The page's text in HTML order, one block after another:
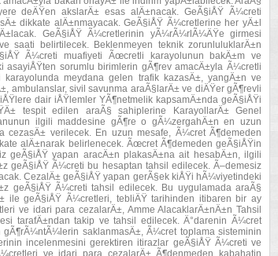
deÄŸen akslarÄ± esas alÄ±nacak. GeÃ§iÅŸ Ã¼creti
dikkate alÄ±nmayacak. GeÃ§iÅŸ Ã¼cretlerine her yÄ±l
GeÃ§iÅŸ Ã¼cretlerinin yÃ¼rÃ¼rlÃ¼ÄŸe girmesi
saati belirtilecek. Beklenmeyen teknik zorunluluklarÄ±n
Ã¼creti muafiyeti Ãœcretli karayolunun bakÄ±m ve
sorumlu birimlerin gÃ¶rev amacÄ±yla Ã¼cretli
meydana gelen trafik kazasÄ±, yangÄ±n ve
ambulanslar, sivil savunma araÃ§larÄ± ve diÄŸer gÃ¶revli
dair iÅŸlemler YÃ¶netmelik kapsamÄ±nda geÃ§iÅŸi
tespit edilen araÃ§ sahiplerine KarayollarÄ± Genel
ilgili maddesine gÃ¶re o gÃ¼zergahÄ±n en uzun
verilecek. En uzun mesafe, Ã¼cret Ã¶demeden
alÄ±narak belirlenecek. Ãœcret Ã¶demeden geÃ§iÅŸin
geÃ§iÅŸ yapan aracÄ±n plakasÄ±na ait hesabÄ±n, ilgili
geÃ§iÅŸ Ã¼creti bu hesaptan tahsil edilecek. Ã–demesiz
CezalÄ± geÃ§iÅŸ yapan gerÃ§ek kiÅŸi hÃ¼viyetindeki
geÃ§iÅŸ Ã¼creti tahsil edilecek. Bu uygulamada araÃ§
ile geÃ§iÅŸ Ã¼cretleri, tebliÄŸ tarihinden itibaren bir ay
ve idari para cezalarÄ±, Amme AlacaklarÄ±nÄ±n Tahsil
tarafÄ±ndan takip ve tahsil edilecek. Ä°darenin Ã¼cret
saklanmasÄ±, Ã¼cret toplama sisteminin
incelenmesini gerektiren itirazlar geÃ§iÅŸ Ã¼creti ve
ve idari para cezalarÄ± Ã¶denmeden kabahatin